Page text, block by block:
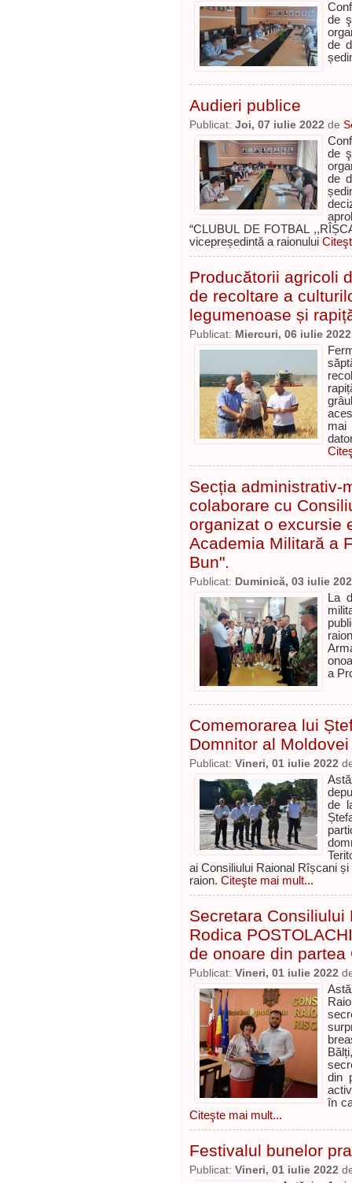
de
de
Audieri publice
Publicat: Joi, 07 iulie 2022 de
de
de
“CLUBUL DE FOTBAL
vicepreședintă a raionului
Producătorii agricoli
de recoltare a
legumenoase și
Publicat: Miercuri, 06 iulie 2022
mai
Secția administrativ-
colaborare cu
organizat o excursie
Academia Militară a
Bun".
Publicat: Duminică, 03 iulie
La
a
Comemorarea lui
Domnitor al Moldovei
Publicat: Vineri, 01 iulie 2022
de
ai Consiliului Raional Rîșcani
raion. Citeşte mai mult...
Secretara
Rodica
de onoare din
Publicat: Vineri, 01 iulie 2022
din
în
Citeşte mai mult...
Festivalul bunelor
Publicat: Vineri, 01 iulie 2022